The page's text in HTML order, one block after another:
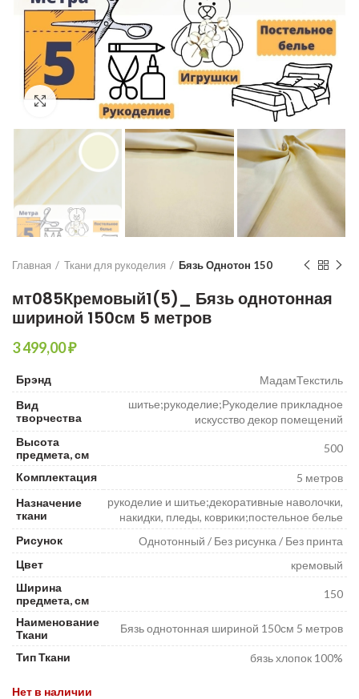
Увеличить
Главная Ткани для рукоделия Бязь Однотон 150
мт085Кремовый1(5)_ Бязь однотонная
шириной 150см 5 метров
₽
Брэнд
МадамТекстиль
Вид
творчества
шитье;рукоделие;Рукоделие прикладное
искусство декор помещений
Высота
предмета, см
500
Комплектация
5 метров
Назначение
ткани
рукоделие и шитье;декоративные наволочки,
накидки, пледы, коврики;постельное белье
Рисунок
Однотонный / Без рисунка / Без принта
Цвет
кремовый
Ширина
предмета, см
150
Наименование
Ткани
Бязь однотонная шириной 150см 5 метров
Тип Ткани бязь хлопок 100%
Нет в наличии